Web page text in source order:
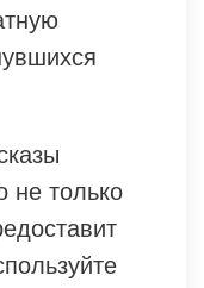
не только